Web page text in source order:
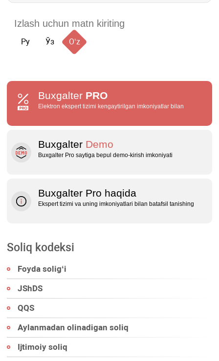
Ру Ўз Oʻz
Buxgalter PRO
Elektron ekspert tizimi kengaytirilgan imkoniyatlar bilan
Buxgalter Demo
Buxgalter Pro saytiga bepul demo‑kirish imkoniyati
Buxgalter Pro haqida
Ekspert tizimi va uning imkoniyatlari bilan batafsil tanishing
Soliq kodeksi
Foyda soligʻi
JShDS
QQS
Aylanmadan olinadigan soliq
Ijtimoiy soliq